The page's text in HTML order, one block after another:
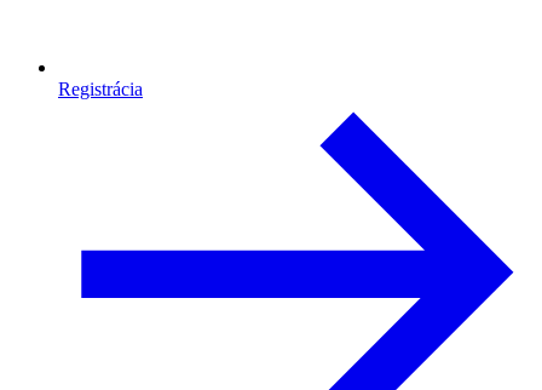
Registrácia